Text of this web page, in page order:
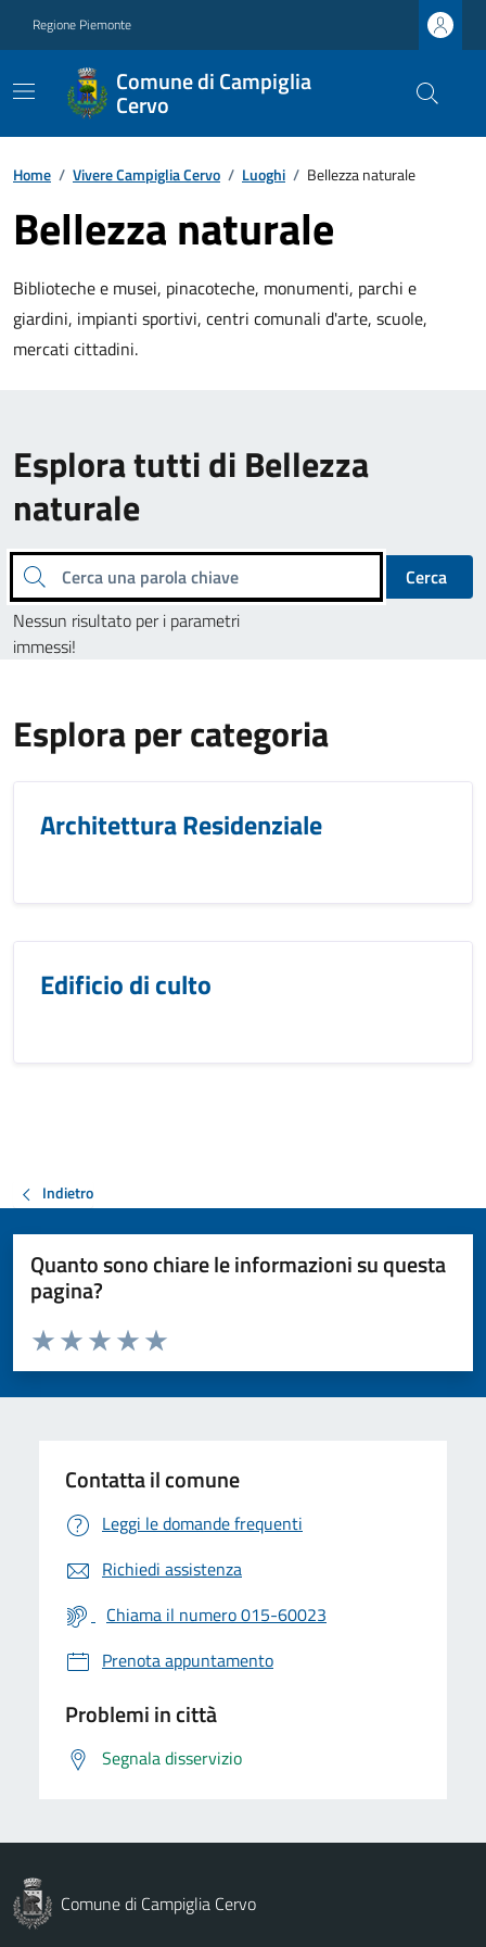
Regione Piemonte
Comune di Campiglia
Cervo
Home / Vivere Campiglia Cervo / Luoghi / Bellezza naturale
Bellezza naturale
Biblioteche e musei, pinacoteche, monumenti, parchi e
giardini, impianti sportivi, centri comunali d'arte, scuole,
mercati cittadini.
Esplora tutti di Bellezza
naturale
Cerca una parola chiave
Cerca
Nessun risultato per i parametri
immessi!
Esplora per categoria
Architettura Residenziale
Edificio di culto
Indietro
Quanto sono chiare le informazioni su questa
pagina?
Valuta da 1 a 5 stelle la pagina
Valuta 5 stelle su 5
Valuta 4 stelle su 5
Valuta 3 stelle su 5
Valuta 2 stelle su 5
Valuta 1 stelle su 5
Contatta il comune
Leggi le domande frequenti
Richiedi assistenza
Chiama il numero 015-60023
Prenota appuntamento
Problemi in città
Segnala disservizio
Comune di Campiglia Cervo